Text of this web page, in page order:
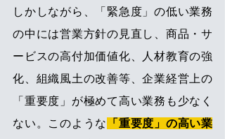
しかしながら、「緊急度」の低い業務
の中には営業方針の見直し、商品・サ
ービスの高付加価値化、人材教育の強
化、組織風土の改善等、企業経営上の
「重要度」が極めて高い業務も少なく
ない。このような
「重要度」の高い業